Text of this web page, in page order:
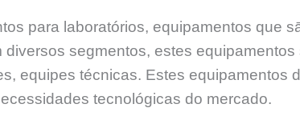
para laboratórios, equipamentos que
segmentos, estes
equipes técnicas. Estes equipamentos
tecnológicas do mercado.